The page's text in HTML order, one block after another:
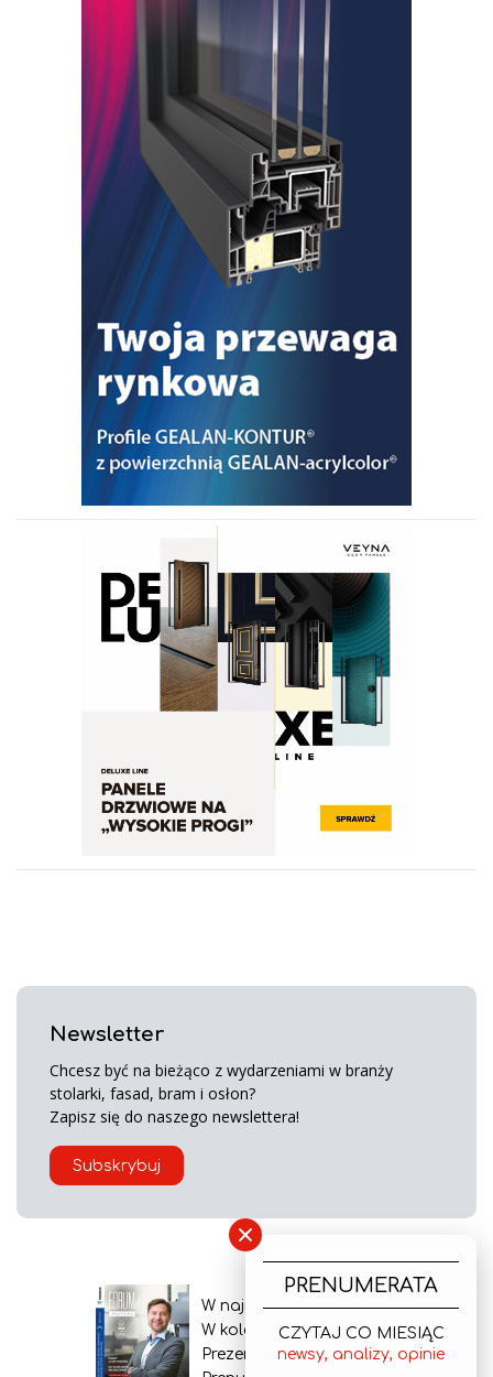
Newsletter
Chcesz być na bieżąco z wydarzeniami w branży
stolarki, fasad, bram i osłon?
Zapisz się do naszego newslettera!
Subskrybuj
W najnowszym wydaniu
W kolejnym numerze
Prezentacja gazety
×
PRENUMERATA
CZYTAJ CO MIESIĄC
newsy, analizy, opinie